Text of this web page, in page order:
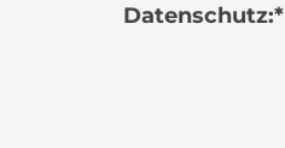
Datenschutz:*